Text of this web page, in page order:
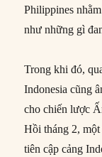
Philippines
như những gì
Trong khi đó,
Indonesia cũng
cho chiến lược
Hồi tháng 2,
tiên cập cảng